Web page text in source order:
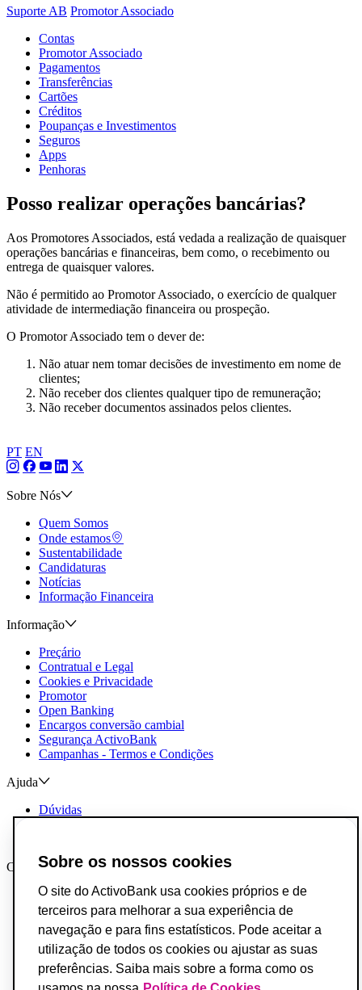
Suporte AB Promotor Associado
Contas
Promotor Associado
Pagamentos
Transferências
Cartões
Créditos
Poupanças e Investimentos
Seguros
Apps
Penhoras
Posso realizar operações bancárias?
Aos Promotores Associados, está vedada a realização de quaisquer
operações bancárias e financeiras, bem como, o recebimento ou
entrega de quaisquer valores.
Não é permitido ao Promotor Associado, o exercício de qualquer
atividade de intermediação financeira ou prospeção.
O Promotor Associado tem o dever de:
Não atuar nem tomar decisões de investimento em nome de
clientes;
Não receber dos clientes qualquer tipo de remuneração;
Não receber documentos assinados pelos clientes.
PT EN
Sobre Nós
Quem Somos
Onde estamos
Sustentabilidade
Candidaturas
Notícias
Informação Financeira
Informação
Preçário
Contratual e Legal
Cookies e Privacidade
Promotor
Open Banking
Encargos conversão cambial
Segurança ActivoBank
Campanhas - Termos e Condições
Ajuda
Dúvidas
Canais AB
App ActivoBank
App ActivoTrader
Metaverso
Incumprimento de Contratos de Crédito
Fundo de Garantia de Depósitos
Resolução Alternativa de Conflitos do Consumo
Sobre os nossos cookies
O site do ActivoBank usa cookies próprios e de
terceiros para melhorar a sua experiência de
navegação e para fins estatísticos. Pode aceitar a
utilização de todos os cookies ou ajustar as suas
preferências. Saiba mais sobre a forma como os